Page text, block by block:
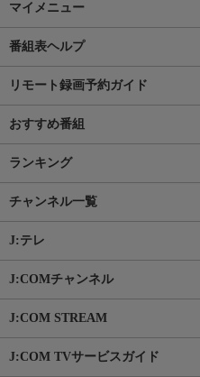
マイメニュー
番組表ヘルプ
リモート録画予約ガイド
おすすめ番組
ランキング
チャンネル一覧
J:テレ
J:COMチャンネル
J:COM STREAM
J:COM TVサービスガイド